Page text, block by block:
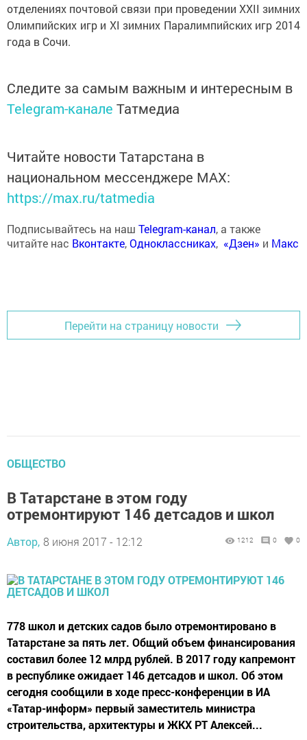
отделениях почтовой связи при проведении XXII зимних
Олимпийских игр и XI зимних Паралимпийских игр 2014
года в Сочи.
Следите за самым важным и интересным в
Telegram-канале Татмедиа
Читайте новости Татарстана в
национальном мессенджере MАХ:
https://max.ru/tatmedia
Подписывайтесь на наш Telegram-канал, а также
читайте нас Вконтакте,Одноклассниках, «Дзен» и Макс
Перейти на страницу новости
ОБЩЕСТВО
В Татарстане в этом году
отремонтируют 146 детсадов и школ
Автор, 8 июня 2017 - 12:12 1212 0 0
778 школ и детских садов было отремонтировано в
Татарстане за пять лет. Общий объем финансирования
составил более 12 млрд рублей. В 2017 году капремонт
в республике ожидает 146 детсадов и школ. Об этом
сегодня сообщили в ходе пресс-конференции в ИА
«Татар-информ» первый заместитель министра
строительства, архитектуры и ЖКХ РТ Алексей...